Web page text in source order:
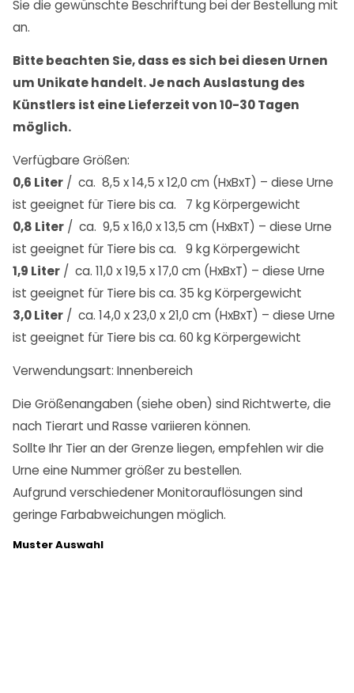
Sie die gewünschte Beschriftung bei der Bestellung mit
an.
Bitte beachten Sie, dass es sich bei diesen Urnen
um Unikate handelt. Je nach Auslastung des
Künstlers ist eine Lieferzeit von 10-30 Tagen
möglich.
Verfügbare Größen:
0,6 Liter / ca. 8,5 x 14,5 x 12,0 cm (HxBxT) – diese Urne
ist geeignet für Tiere bis ca. 7 kg Körpergewicht
0,8 Liter / ca. 9,5 x 16,0 x 13,5 cm (HxBxT) – diese Urne
ist geeignet für Tiere bis ca. 9 kg Körpergewicht
1,9 Liter / ca. 11,0 x 19,5 x 17,0 cm (HxBxT) – diese Urne
ist geeignet für Tiere bis ca. 35 kg Körpergewicht
3,0 Liter / ca. 14,0 x 23,0 x 21,0 cm (HxBxT) – diese Urne
ist geeignet für Tiere bis ca. 60 kg Körpergewicht
Verwendungsart: Innenbereich
Die Größenangaben (siehe oben) sind Richtwerte, die
nach Tierart und Rasse variieren können.
Sollte Ihr Tier an der Grenze liegen, empfehlen wir die
Urne eine Nummer größer zu bestellen.
Aufgrund verschiedener Monitorauflösungen sind
geringe Farbabweichungen möglich.
Muster Auswahl